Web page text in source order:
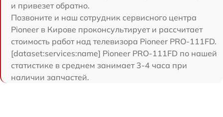
и привезет обратно.
Позвоните и наш сотрудник сервисного центра
Pioneer в Кирове проконсультирует и рассчитает
стоимость работ над телевизора Pioneer PRO-111FD.
[dataset:services:name] Pioneer PRO-111FD по нашей
статистике в среднем занимает 3-4 часа при
наличии запчастей.